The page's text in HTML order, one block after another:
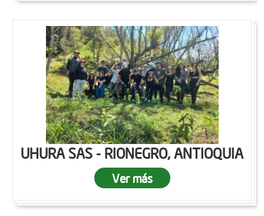
UHURA SAS - RIONEGRO, ANTIOQUIA
Ver más